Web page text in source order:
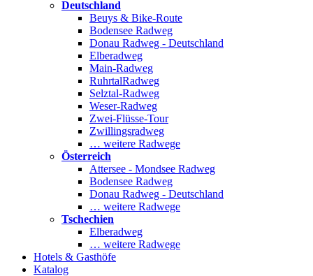
Deutschland
Beuys & Bike-Route
Bodensee Radweg
Donau Radweg - Deutschland
Elberadweg
Main-Radweg
RuhrtalRadweg
Selztal-Radweg
Weser-Radweg
Zwei-Flüsse-Tour
Zwillingsradweg
… weitere Radwege
Österreich
Attersee - Mondsee Radweg
Bodensee Radweg
Donau Radweg - Deutschland
… weitere Radwege
Tschechien
Elberadweg
… weitere Radwege
Hotels & Gasthöfe
Katalog